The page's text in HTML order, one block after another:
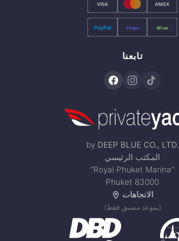
VISA AMEX
PayPal Stripe Wise
تابعنا
by DEEP BLUE CO., LTD.
المكتب الرئيسي
“Royal Phuket Marina”
Phuket 83000
الاتجاهات
(بموعد مسبق فقط)